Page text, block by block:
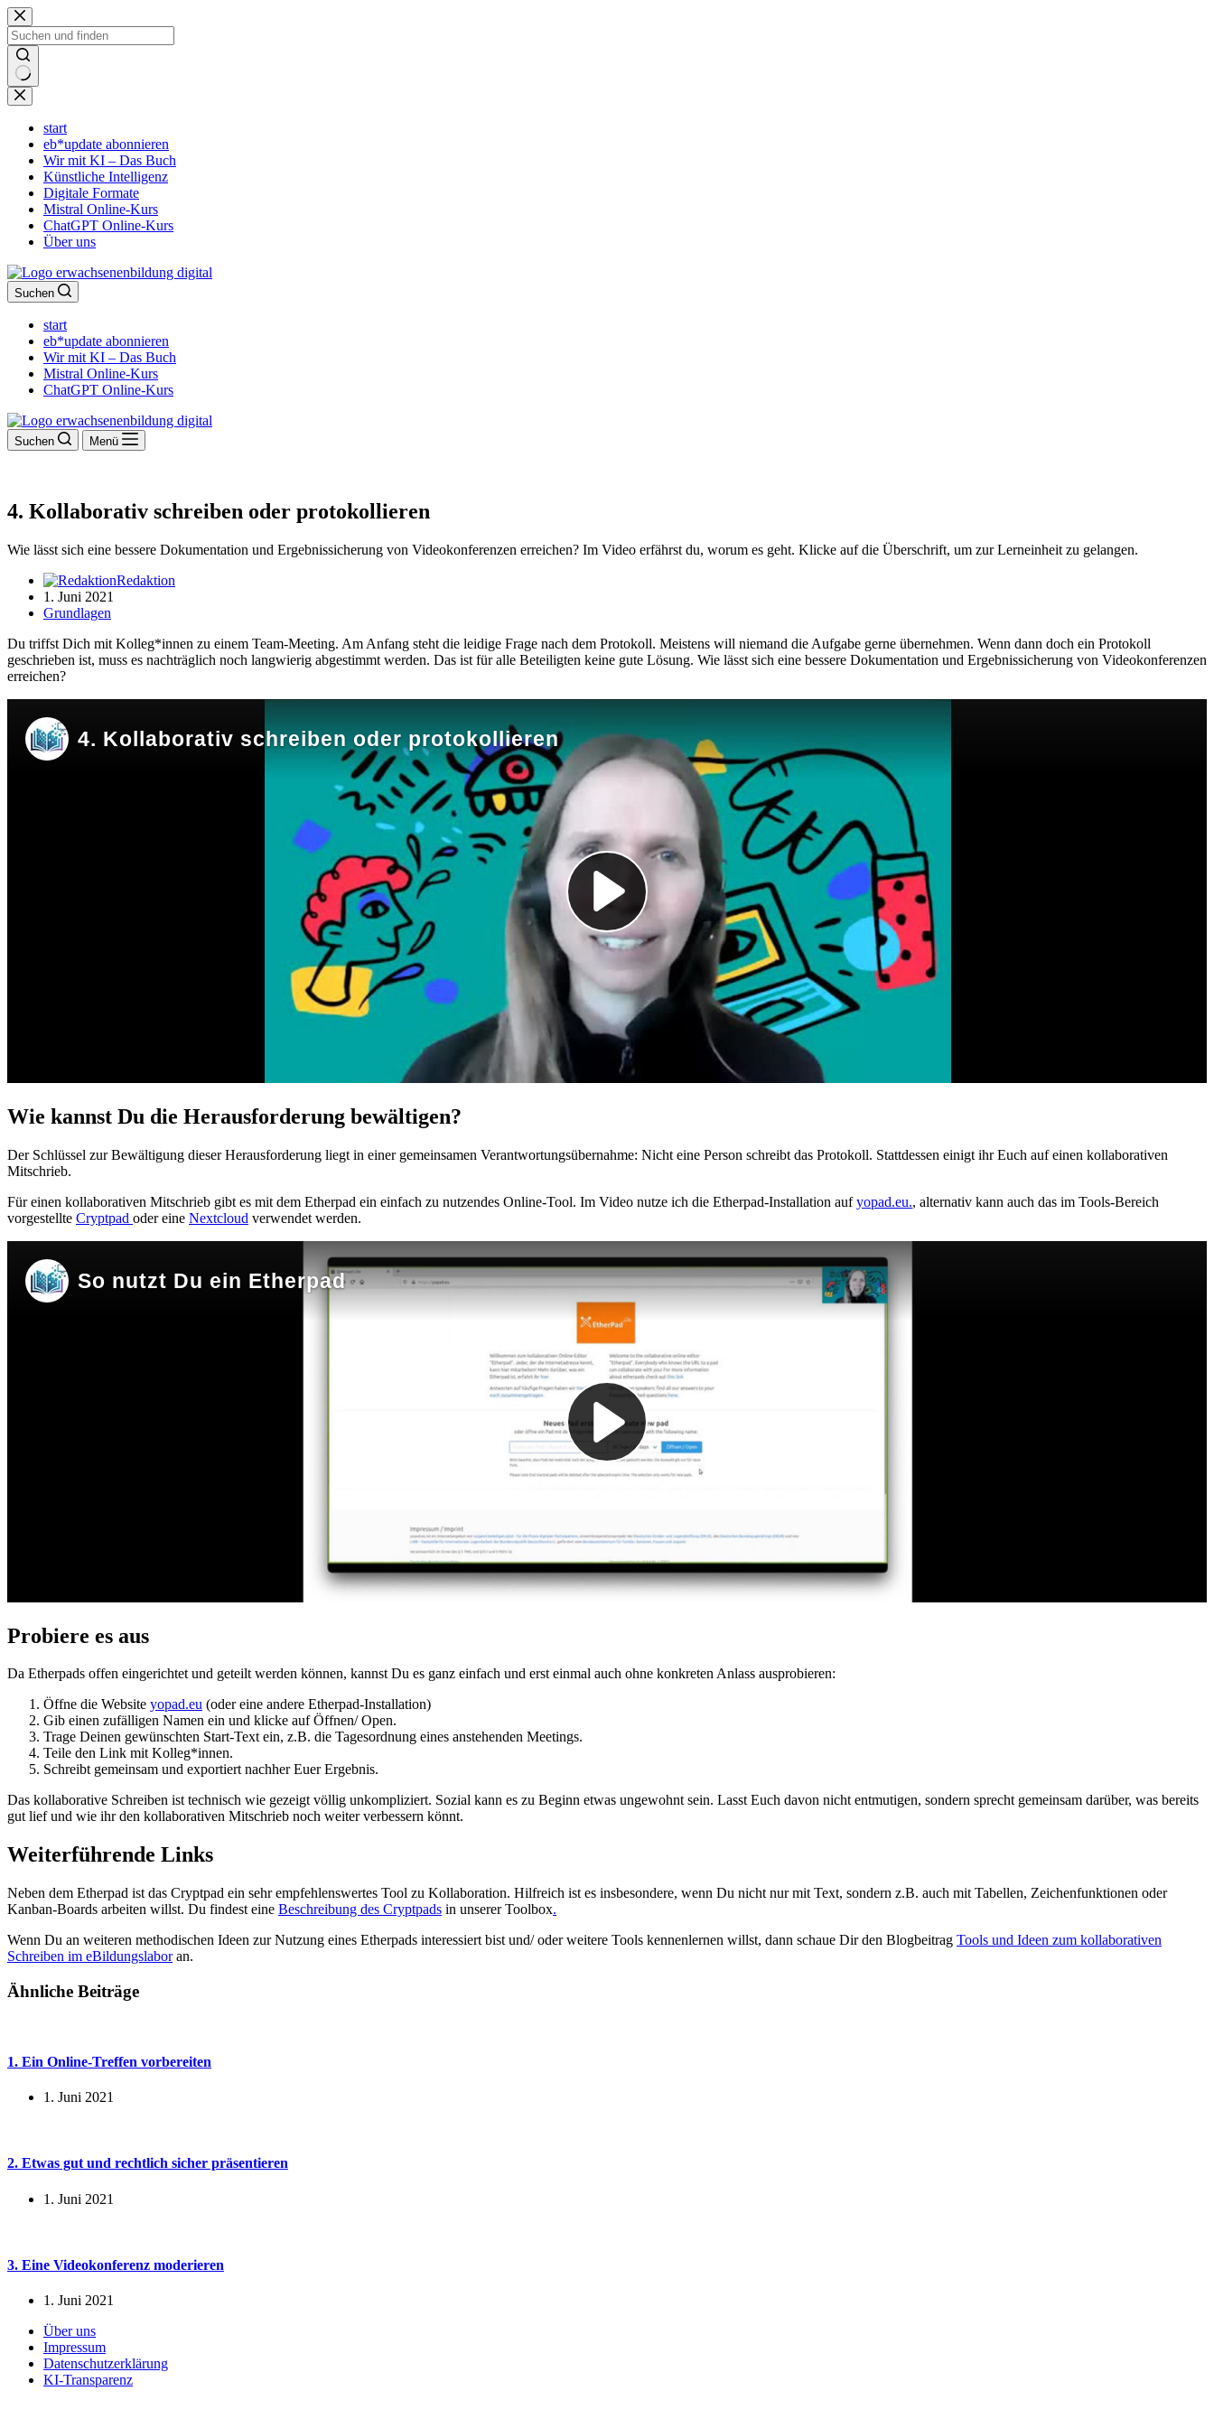
Zum
Inhalt
springen
Keine
Ergebnisse
start
eb*update abonnieren
Wir mit KI – Das Buch
Künstliche Intelligenz
Digitale Formate
Mistral Online-Kurs
ChatGPT Online-Kurs
Über uns
Suchen
start
eb*update abonnieren
Wir mit KI – Das Buch
Mistral Online-Kurs
ChatGPT Online-Kurs
Suchen Menü
4. Kollaborativ schreiben oder protokollieren
Wie lässt sich eine bessere Dokumentation und Ergebnissicherung von Videokonferenzen erreichen? Im Video erfährst du, worum es geht. Klicke auf die Überschrift, um zur Lerneinheit zu gelangen.
Redaktion
1. Juni 2021
Grundlagen
Du triffst Dich mit Kolleg*innen zu einem Team-Meeting. Am Anfang steht die leidige Frage nach dem Protokoll. Meistens will niemand die Aufgabe gerne übernehmen. Wenn dann doch ein Protokoll
geschrieben ist, muss es nachträglich noch langwierig abgestimmt werden. Das ist für alle Beteiligten keine gute Lösung. Wie lässt sich eine bessere Dokumentation und Ergebnissicherung von Videokonferenzen
erreichen?
Wie kannst Du die Herausforderung bewältigen?
Der Schlüssel zur Bewältigung dieser Herausforderung liegt in einer gemeinsamen Verantwortungsübernahme: Nicht eine Person schreibt das Protokoll. Stattdessen einigt ihr Euch auf einen kollaborativen
Mitschrieb.
Für einen kollaborativen Mitschrieb gibt es mit dem Etherpad ein einfach zu nutzendes Online-Tool. Im Video nutze ich die Etherpad-Installation aufyopad.eu., alternativ kann auch das im Tools-Bereich
vorgestellte Cryptpad oder eine Nextcloud verwendet werden.
Probiere es aus
Da Etherpads offen eingerichtet und geteilt werden können, kannst Du es ganz einfach und erst einmal auch ohne konkreten Anlass ausprobieren:
Öffne die Website yopad.eu (oder eine andere Etherpad-Installation)
Gib einen zufälligen Namen ein und klicke auf Öffnen/ Open.
Trage Deinen gewünschten Start-Text ein, z.B. die Tagesordnung eines anstehenden Meetings.
Teile den Link mit Kolleg*innen.
Schreibt gemeinsam und exportiert nachher Euer Ergebnis.
Das kollaborative Schreiben ist technisch wie gezeigt völlig unkompliziert. Sozial kann es zu Beginn etwas ungewohnt sein. Lasst Euch davon nicht entmutigen, sondern sprecht gemeinsam darüber, was bereits
gut lief und wie ihr den kollaborativen Mitschrieb noch weiter verbessern könnt.
Weiterführende Links
Neben dem Etherpad ist das Cryptpad ein sehr empfehlenswertes Tool zu Kollaboration. Hilfreich ist es insbesondere, wenn Du nicht nur mit Text, sondern z.B. auch mit Tabellen, Zeichenfunktionen oder
Kanban-Boards arbeiten willst. Du findest eine Beschreibung des Cryptpads in unserer Toolbox.
Wenn Du an weiteren methodischen Ideen zur Nutzung eines Etherpads interessiert bist und/ oder weitere Tools kennenlernen willst, dann schaue Dir den Blogbeitrag Tools und Ideen zum kollaborativen
Schreiben im eBildungslaboran.
Ähnliche Beiträge
1. Ein Online-Treffen vorbereiten
1. Juni 2021
2. Etwas gut und rechtlich sicher präsentieren
1. Juni 2021
3. Eine Videokonferenz moderieren
1. Juni 2021
Über uns
Impressum
Datenschutzerklärung
KI-Transparenz